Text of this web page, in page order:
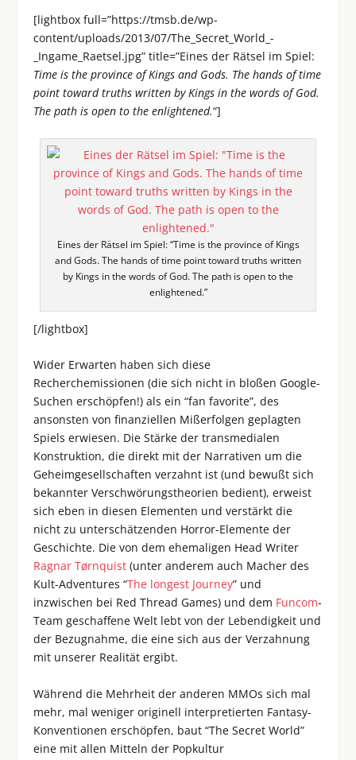
[lightbox full=”https://tmsb.de/wp-
content/uploads/2013/07/The_Secret_World_-
_Ingame_Raetsel.jpg” title=”Eines der Rätsel im Spiel:
Time is the province of Kings and Gods. The hands of time
point toward truths written by Kings in the words of God.
The path is open to the enlightened.“]
Eines der Rätsel im Spiel: “Time is the province of Kings
and Gods. The hands of time point toward truths written
by Kings in the words of God. The path is open to the
enlightened.”
[/lightbox]
Wider Erwarten haben sich diese
Recherchemissionen (die sich nicht in bloßen Google-
Suchen erschöpfen!) als ein “fan favorite”, des
ansonsten von finanziellen Mißerfolgen geplagten
Spiels erwiesen. Die Stärke der transmedialen
Konstruktion, die direkt mit der Narrativen um die
Geheimgesellschaften verzahnt ist (und bewußt sich
bekannter Verschwörungstheorien bedient), erweist
sich eben in diesen Elementen und verstärkt die
nicht zu unterschätzenden Horror-Elemente der
Geschichte. Die von dem ehemaligen Head Writer
Ragnar Tørnquist (unter anderem auch Macher des
Kult-Adventures “The longest Journey” und
inzwischen bei Red Thread Games) und dem Funcom-
Team geschaffene Welt lebt von der Lebendigkeit und
der Bezugnahme, die eine sich aus der Verzahnung
mit unserer Realität ergibt.
Während die Mehrheit der anderen MMOs sich mal
mehr, mal weniger originell interpretierten Fantasy-
Konventionen erschöpfen, baut “The Secret World”
eine mit allen Mitteln der Popkultur